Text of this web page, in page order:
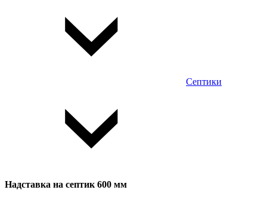
Септики
Надставка на септик 600 мм